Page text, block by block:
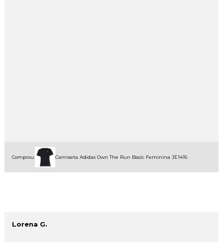
Comprou: Camiseta Adidas Own The Run Basic Feminina JE1416
Lorena G.